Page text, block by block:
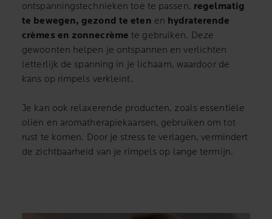
ontspanningstechnieken toe te passen, regelmatig
te bewegen, gezond te eten en hydraterende
crèmes en zonnecrème te gebruiken. Deze
gewoonten helpen je ontspannen en verlichten
letterlijk de spanning in je lichaam, waardoor de
kans op rimpels verkleint.
Je kan ook relaxerende producten, zoals essentiële
oliën en aromatherapiekaarsen, gebruiken om tot
rust te komen. Door je stress te verlagen, vermindert
de zichtbaarheid van je rimpels op lange termijn.